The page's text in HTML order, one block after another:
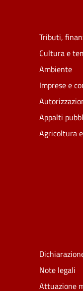
Tributi,
Cultura e
Ambiente
Imprese e
Appalti
Agricoltura
Note legali
Attuazione